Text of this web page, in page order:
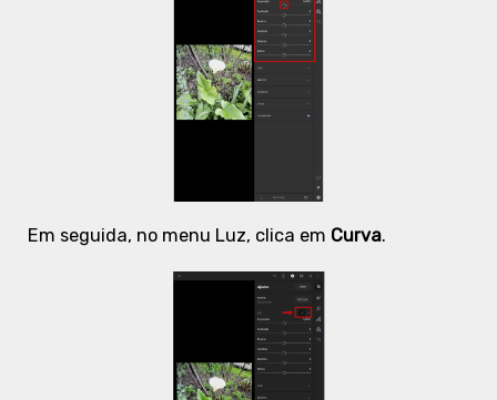
Em seguida, no menu Luz, clica em Curva.